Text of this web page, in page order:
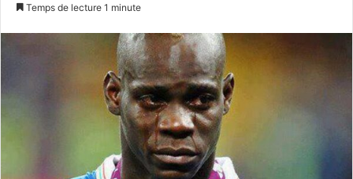
Temps de lecture 1 minute